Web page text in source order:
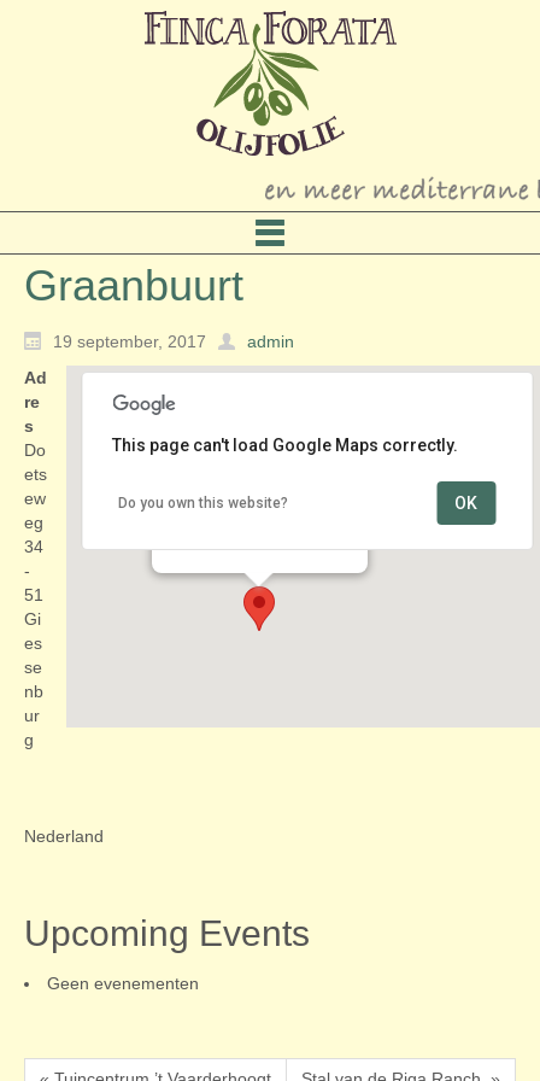
Graanbuurt
19 september, 2017 admin
Graanbuurt
This page can't load Google Maps correctly.
Do you own this website? OK
Ad
re
s
Do
ets
ew
eg
34
-
51
Gi
es
se
nb
ur
g
Nederland
Upcoming Events
Geen evenementen